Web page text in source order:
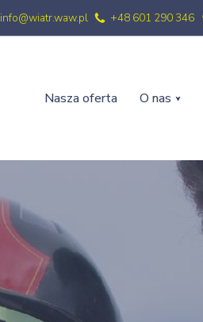
info@wiatr.waw.pl +48 601 290 346
Nasza oferta O nas